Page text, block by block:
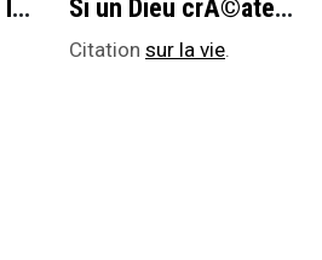
Il est impossible Ã la femme de discerner le mensonge de la vÃ©ritÃ©. Si un Dieu crÃ©ateur existe, quel intÃ©rÃªt sÃ©rieux peut-il vraiment prendre Ã l'existence du monde ?
Citation sur la vie.